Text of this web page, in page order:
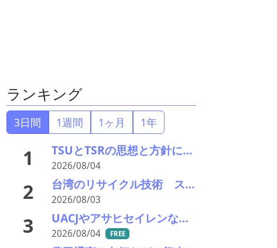
ランキング
3日間 1週間 1ヶ月 1年
1 TSUとTSRの思想と方針について考える
2026/08/04
2 台湾のリサイクル技術 スラグのエイジングをどうする
2026/08/03
3 UACJやアサヒセイレンなど、アルミニウムのアップグレードリサイクル実用化開発を開始
2026/08/04 FREE